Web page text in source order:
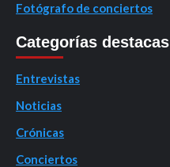
Fotógrafo de conciertos
Categorías destacas
Entrevistas
Noticias
Crónicas
Conciertos